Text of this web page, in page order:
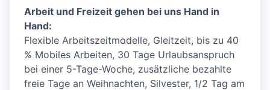
Arbeit und Freizeit gehen bei uns Hand in
Hand:
Flexible Arbeitszeitmodelle, Gleitzeit, bis zu 40
% Mobiles Arbeiten, 30 Tage Urlaubsanspruch
bei einer 5-Tage-Woche, zusätzliche bezahlte
freie Tage an Weihnachten, Silvester, 1/2 Tag am